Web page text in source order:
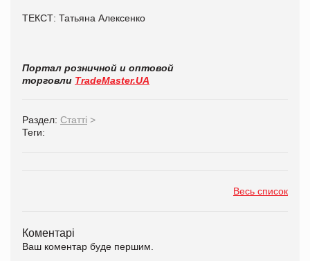
ТЕКСТ: Татьяна Алексенко
Портал розничной и оптовой
торговли TradeMaster.UA
Раздел: Статті >
Теги:
Весь список
Коментарі
Ваш коментар буде першим.